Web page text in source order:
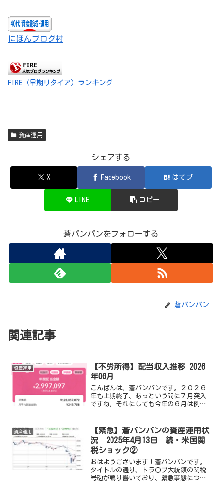
にほんブログ村
FIRE（早期リタイア）ランキング
資産運用
シェアする
X Facebook はてブ
LINE コピー
蒼バンバンをフォローする
蒼バンバン
関連記事
資産運用
【不労所得】配当収入推移 2026
年06月
こんばんは、蒼バンバンです。２０２６
年も上期終了、あっという間に７月突入
ですね。それにしても今年の６月は例年
価市場は暑くなって欲しいものです（笑
２０２６年の６月末時点の...
資産運用
【緊急】蒼バンバンの資産運用状
況 2025年4月13日 続・米国関
税ショック②
おはようございます！蒼バンバンです。
タイトルの通り、トラ〇プ大統領の関税
号砲が鳴り響いており、緊急事態につ